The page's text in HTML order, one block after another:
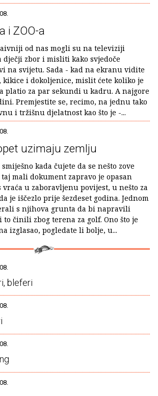
i ZOO-a
od nas mogli su na televiziji
dječji zbor i misliti kako svjedoče
na svijetu. Sada - kad na ekranu vidite
kikice i dokoljenice, mislit ćete koliko je
platio za par sekundi u kadru. A najgore
Premjestite se, recimo, na jednu tako
i tržišnu djelatnost kao što je -...
uzimaju zemlju
kada čujete da se nešto zove
mali dokument zapravo je opasan
u zaboravljenu povijest, u nešto za
je iščezlo prije šezdeset godina. Jednom
s njihova grunta da bi napravili
to činili zbog terena za golf. Ono što je
izglasao, pogledate li bolje, u...
bleferi